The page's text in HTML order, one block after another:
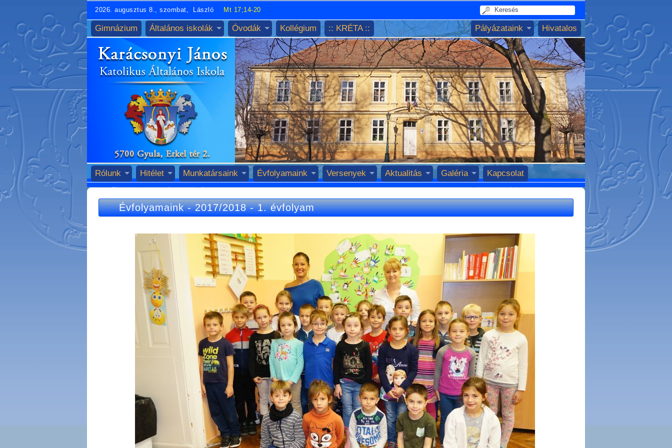
2026. augusztus 8., szombat, László Mt 17;14-20
Gimnázium Általános iskolák Óvodák Kollégium :: KRÉTA :: Hivatalos
Pályázataink
Rólunk Hitélet Munkatársaink Évfolyamaink Versenyek Aktualitás Galéria Kapcsolat
Évfolyamaink-2017/2018-1. évfolyam